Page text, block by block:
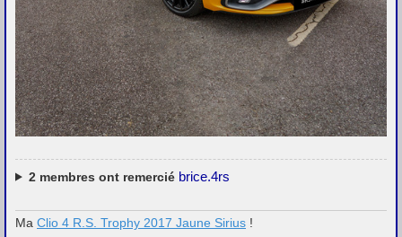
2membres ont remercié brice.4rs
Ma Clio 4 R.S. Trophy 2017 Jaune Sirius !